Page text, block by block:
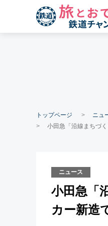
トップページ
ニュ
小田急「沿線まちづ
ニュース
小田急「
カー新造